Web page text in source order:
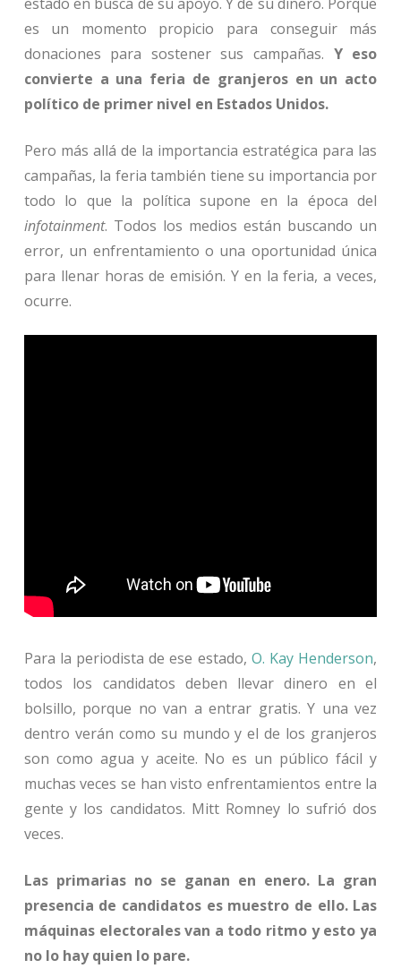
es un momento propicio para conseguir más
donaciones para sostener sus campañas. Y eso
convierte a una feria de granjeros en un acto
político de primer nivel en Estados Unidos.
Pero más allá de la importancia estratégica para las
campañas, la feria también tiene su importancia por
todo lo que la política supone en la época del
infotainment. Todos los medios están buscando un
error, un enfrentamiento o una oportunidad única
para llenar horas de emisión. Y en la feria, a veces,
ocurre.
Para la periodista de ese estado, O. Kay Henderson,
todos los candidatos deben llevar dinero en el
bolsillo, porque no van a entrar gratis. Y una vez
dentro verán como su mundo y el de los granjeros
son como agua y aceite. No es un público fácil y
muchas veces se han visto enfrentamientos entre la
gente y los candidatos. Mitt Romney lo sufrió dos
veces.
Las primarias no se ganan en enero. La gran
presencia de candidatos es muestro de ello. Las
máquinas electorales van a todo ritmo y esto ya
no lo hay quien lo pare.